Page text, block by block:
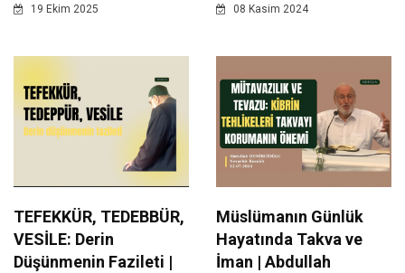
19 Ekim 2025 08 Kasim 2024
TEFEKKÜR, TEDEBBÜR,
VESİLE: Derin
Düşünmenin Fazileti |
Müslümanın Günlük
Hayatında Takva ve
İman | Abdullah